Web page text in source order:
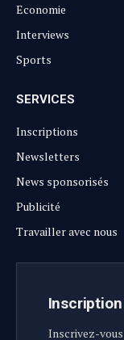
Economie
Interviews
Sports
SERVICES
Inscriptions
Newsletters
News sponsorisés
Publicité
Travailler avec nous
Inscrivez-